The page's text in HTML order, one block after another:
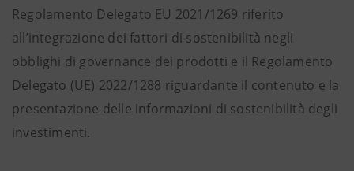
Regolamento Delegato EU 2021/1269 riferito
all’integrazione dei fattori di sostenibilità negli
obblighi di governance dei prodotti e il Regolamento
Delegato (UE) 2022/1288 riguardante il contenuto e la
presentazione delle informazioni di sostenibilità degli
investimenti.